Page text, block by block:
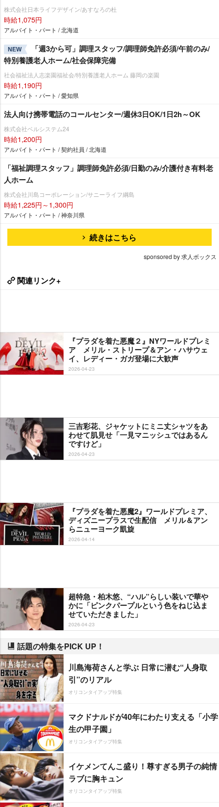
株式会社日本ライフデザイン/あすなろの杜
時給1,075円
アルバイト・パート / 北海道
NEW
「週3から可」調理スタッフ/調理師免許必須/午前のみ/
特別養護老人ホーム/社会保障完備
社会福祉法人志楽園福祉会/特別養護老人ホーム 藤岡の楽園
時給1,190円
アルバイト・パート / 愛知県
法人向け携帯電話のコールセンター/週休3日OK/1日2h～OK
株式会社ベルシステム24
時給1,200円
アルバイト・パート / 契約社員 / 北海道
「福祉調理スタッフ」調理師免許必須/日勤のみ/介護付き有料老
人ホーム
株式会社川島コーポレーション/サニーライフ綱島
時給1,225円～1,300円
アルバイト・パート / 神奈川県
続きはこちら
sponsored by 求人ボックス
関連リンク+
『プラダを着た悪魔２』NYワールドプレミ
ア メリル・ストリープ＆アン・ハサウェ
イ、レディー・ガガ登場に大歓声
2026-04-23
三吉彩花、ジャケットにミニ丈シャツをあ
わせて肌見せ「一見マニッシュではあるん
ですけど」
2026-04-23
『プラダを着た悪魔2』ワールドプレミア、
ディズニープラスで生配信 メリル＆アン
らニューヨーク凱旋
2026-04-14
超特急・柏木悠、“ハル”らしい装いで華
かに「ピンクパープルという色をねじ込ま
せていただきました」
2026-04-23
話題の特集をPICK UP！
川島海荷さんと学ぶ 日常に潜む“人身取
引”のリアル
オリコンタイアップ特集
マクドナルドが40年にわたり支える「小学
生の甲子園」
オリコンタイアップ特集
イケメンてんこ盛り！尊すぎる男子の純情
ラブに胸キュン
オリコンタイアップ特集